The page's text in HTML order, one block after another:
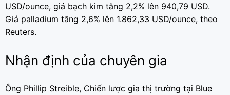
USD/ounce, giá bạch kim tăng 2,2% lên 940,79 USD.
Giá palladium tăng 2,6% lên 1.862,33 USD/ounce, theo
Reuters.
Nhận định của chuyên gia
Ông Phillip Streible, Chiến lược gia thị trường tại Blue